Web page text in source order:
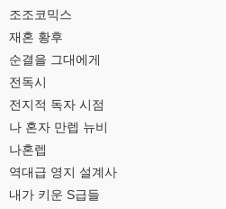
조조코믹스
재혼 황후
순결을 그대에게
전독시
전지적 독자 시점
나 혼자 만렙 뉴비
나혼렙
역대급 영지 설계사
내가 키운 S급들